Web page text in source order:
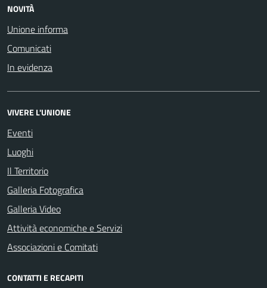
NOVITÀ
Unione informa
Comunicati
In evidenza
VIVERE L'UNIONE
Eventi
Luoghi
Il Territorio
Galleria Fotografica
Galleria Video
Attività economiche e Servizi
Associazioni e Comitati
CONTATTI E RECAPITI